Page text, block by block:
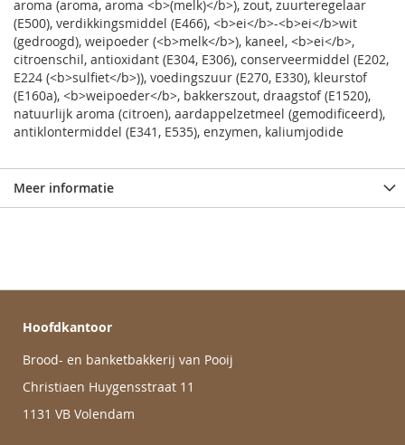
aroma (aroma, aroma <b>(melk)</b>), zout, zuurteregelaar
(E500), verdikkingsmiddel (E466), <b>ei</b>-<b>ei</b>wit
(gedroogd), weipoeder (<b>melk</b>), kaneel, <b>ei</b>,
citroenschil, antioxidant (E304, E306), conserveermiddel (E202,
E224 (<b>sulfiet</b>)), voedingszuur (E270, E330), kleurstof
(E160a), <b>weipoeder</b>, bakkerszout, draagstof (E1520),
natuurlijk aroma (citroen), aardappelzetmeel (gemodificeerd),
antiklontermiddel (E341, E535), enzymen, kaliumjodide
Meer informatie
Hoofdkantoor
Brood- en banketbakkerij van Pooij
Christiaen Huygensstraat 11
1131 VB Volendam